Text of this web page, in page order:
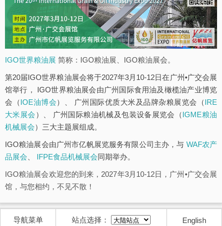
IGO世界粮油展 简称：IGO粮油展、IGO粮油展会。
第20届IGO世界粮油展会将于2027年3月10-12日在广州•广交会展
馆举行， IGO世界粮油展会由广州国际食用油及橄榄油产业博览
会（IOE油博会）、 广州国际优质大米及品牌杂粮展览会（IRE
大米展会 ）、 广州国际粮油机械及包装设备展览会（IGME粮油
机械展会）三大主题展组成。
IGO粮油展会由广州市亿帆展览服务有限公司主办，与 WAF农产
品展会
IFPE食品机械展会同期举办。
IGO粮油展会欢迎您的到来，2027年3月10-12日，广州•广交会展
馆，与您相约，不见不散！
导航菜单 站点选择： English